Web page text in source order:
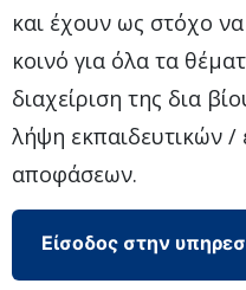
και έχουν ως στόχο
κοινό για όλα τα
διαχείριση της δια
λήψη εκπαιδευτικών /
αποφάσεων.
Είσοδος στην